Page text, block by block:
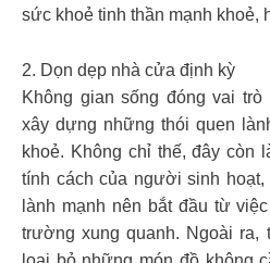
sức khoẻ tinh thần mạnh khoẻ,
2. Dọn dẹp nhà cửa định kỳ
Không gian sống đóng vai trò
xây dựng những thói quen
khoẻ. Không chỉ thế, đây còn
tính cách của người sinh
lành mạnh nên bắt đầu từ
trường xung quanh. Ngoài ra,